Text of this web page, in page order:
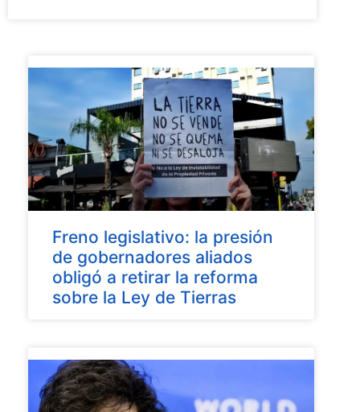
Freno legislativo: la presión
de gobernadores aliados
obligó a retirar la reforma
sobre la Ley de Tierras